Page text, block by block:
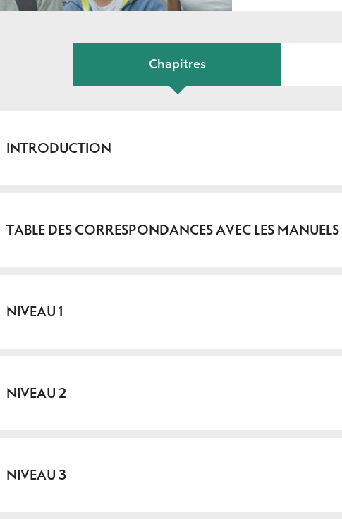
Chapitres
INTRODUCTION
TABLE DES CORRESPONDANCES AVEC LES
NIVEAU 1
NIVEAU 2
NIVEAU 3